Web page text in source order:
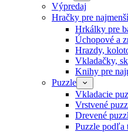
Výpredaj
Hračky pre
Hrkálky pre
Úchopové a
Hrazdy,
Vkladačky,
Knihy pre
Puzzle
Vkladacie
Vrstvené
Drevené
Puzzle podľa